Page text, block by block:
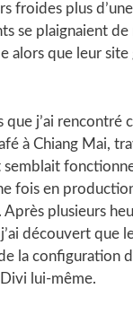
froides plus
se plaignaient
alors que leur
que j’ai rencontré
à Chiang Mai,
semblait
fois en
Après plusieurs
découvert que
la configuration
lui-même.